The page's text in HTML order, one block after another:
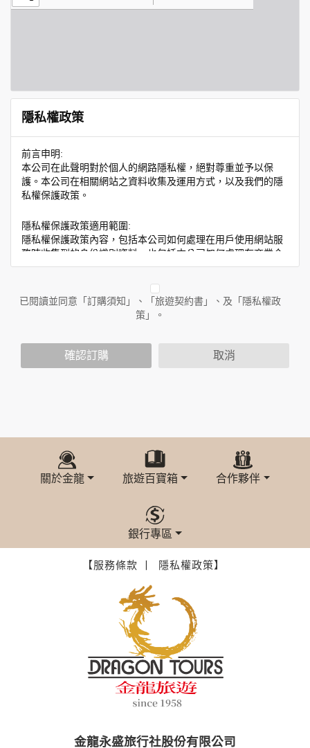
隱私權政策
前言申明:
本公司在此聲明對於個人的網路隱私權，絕對尊重並予以保
護。本公司在相關網站之資料收集及運用方式，以及我們的隱
私權保護政策。
隱私權保護政策適用範圍:
隱私權保護政策內容，包括本公司如何處理在用戶使用網站服
務時收集到的身份識別資料，也包括本公司如何處理在商業合
作與本公司合作時分享的任何身份識別資料。隱私權保護政策
人員。例如您透過本公司旗下網站上的廣告廠商連結，這些置
放連結的廠商也可能蒐集您個人的資料。對於您主動提供的個
人資訊，這些廣告廠商或連結網站有其個別的隱私權保護政
您個人在本網站上的聊天室或討論區中任意公開個人資料的行
個人的資料，其範圍如下：
本網站在您使用服務信箱、問卷調查等互動性功能時，會保留
您所提供的姓名、電子郵件地址、聯絡方式及使用時間等。
於一般瀏覽時，伺服器會自行記錄相關行徑，包括您使用連線
錄等，做為我們增進網站服務的參考依據，此記錄為內部應
為提供精確的服務，我們會將收集的問卷調查內容進行統計與
分析，分析結果之統計數據或說明文字呈現，除供內部研究
外，我們會視需要公佈統計數據及說明文字，但不涉及特定個
除非取得您的同意或其他法令之特別規定，本網站絕不會將您
的個人資料揭露予第三人或使用於蒐集目的以外之其他用途。
在您於本網站註冊帳號、使用本網站相關產品、服務、活動或
贈獎時，本網站會收集您的個人識別資料，本網站也可以從商
當客戶在本網站註冊時，我們會取得您的姓名、電話、住址、
身份證字號、電子郵件、出生日期、性別、行業等相關資料，
當您註冊成功，並登入使用我們的服務後，我們即取得您的資
料。註冊時，本網站取得您的姓名、電話、住址、身份證字
其他除了上述，會保留您在上網瀏覽或查詢時，伺服器自行產
已閱讀並同意「訂購須知」、「旅遊契約書」、及「隱私權政
策」。
確認訂購 取消
關於金龍 旅遊百寶箱 合作夥伴
銀行專區
金龍永盛旅行社股份有限公司
【服務條款 丨 隱私權政策】